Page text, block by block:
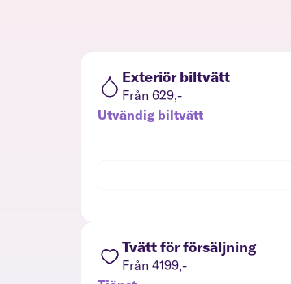
Exteriör biltvätt
Från 629,-
Utvändig biltvätt
Tvätt för försäljning
Från 4199,-